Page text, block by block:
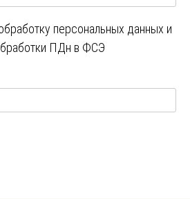
персональных данных и
ПДн в ФСЭ